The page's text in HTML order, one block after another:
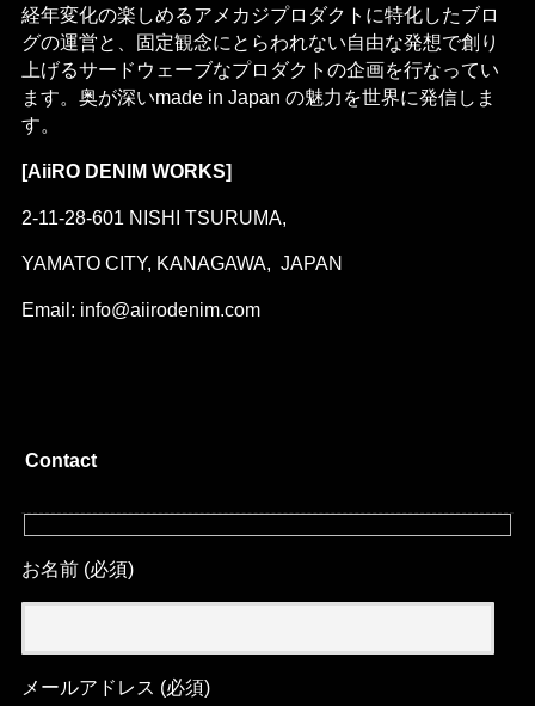
経年変化の楽しめるアメカジプロダクトに特化したブロ
グの運営と、固定観念にとらわれない自由な発想で創り
上げるサードウェーブなプロダクトの企画を行なってい
ます。奥が深いmade in Japan の魅力を世界に発信しま
す。
[AiiRO DENIM WORKS]
2-11-28-601 NISHI TSURUMA,
YAMATO CITY, KANAGAWA, JAPAN
Email: info@aiirodenim.com
Contact
お名前 (必須)
メールアドレス (必須)